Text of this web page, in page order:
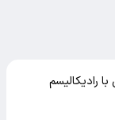
رادیکالیسم